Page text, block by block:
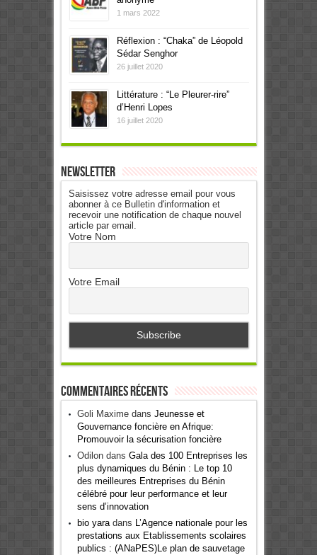
1 mars 2022
Réflexion : “Chaka” de Léopold
Sédar Senghor
26 juillet 2020
Littérature : “Le Pleurer-rire”
d’Henri Lopes
16 juillet 2020
Newsletter
Saisissez votre adresse email pour vous
abonner à ce Bulletin d'information et
recevoir une notification de chaque nouvel
article par email.
Votre Nom
Votre Email
Commentaires récents
Goli Maximedans Jeunesse et
Gouvernance foncière en Afrique:
Promouvoir la sécurisation foncière
Odilondans Gala des 100 Entreprises les
plus dynamiques du Bénin : Le top 10
des meilleures Entreprises du Bénin
célébré pour leur performance et leur
sens d’innovation
bio yaradans L’Agence nationale pour les
prestations aux Etablissements scolaires
publics : (ANaPES)Le plan de sauvetage